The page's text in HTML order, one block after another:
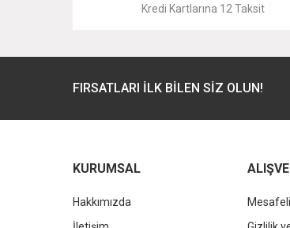
Ürün fiyatı diğer sitelerden daha pahalı.
Kredi Kartlarına 12 Taksit
FIRSATLARI İLK BİLEN SİZ OLUN!
KURUMSAL
Hakkımızda